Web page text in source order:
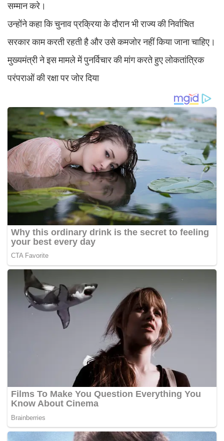
सम्मान करे।
उन्होंने कहा कि चुनाव प्रक्रिया के दौरान भी राज्य की निर्वाचित
सरकार काम करती रहती है और उसे कमजोर नहीं किया जाना चाहिए।
मुख्यमंत्री ने इस मामले में पुनर्विचार की मांग करते हुए लोकतांत्रिक
परंपराओं की रक्षा पर जोर दिया